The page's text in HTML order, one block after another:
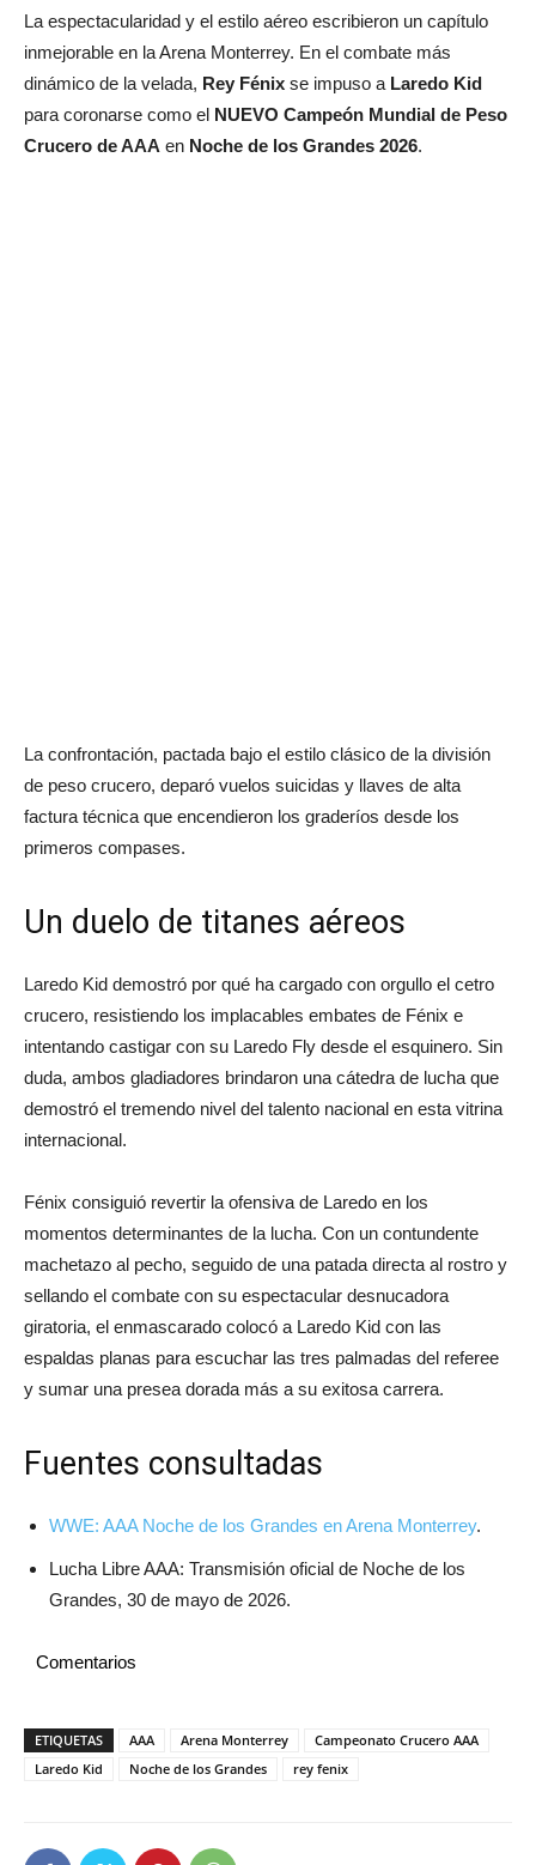
La espectacularidad y el estilo aéreo escribieron un capítulo
inmejorable en la Arena Monterrey. En el combate más
dinámico de la velada, Rey Fénix se impuso a Laredo Kid
para coronarse como el NUEVO Campeón Mundial de Peso
Crucero de AAA en Noche de los Grandes 2026.
La confrontación, pactada bajo el estilo clásico de la división
de peso crucero, deparó vuelos suicidas y llaves de alta
factura técnica que encendieron los graderíos desde los
primeros compases.
Un duelo de titanes aéreos
Laredo Kid demostró por qué ha cargado con orgullo el cetro
crucero, resistiendo los implacables embates de Fénix e
intentando castigar con su Laredo Fly desde el esquinero. Sin
duda, ambos gladiadores brindaron una cátedra de lucha que
demostró el tremendo nivel del talento nacional en esta vitrina
internacional.
Fénix consiguió revertir la ofensiva de Laredo en los
momentos determinantes de la lucha. Con un contundente
machetazo al pecho, seguido de una patada directa al rostro y
sellando el combate con su espectacular desnucadora
giratoria, el enmascarado colocó a Laredo Kid con las
espaldas planas para escuchar las tres palmadas del referee
y sumar una presea dorada más a su exitosa carrera.
Fuentes consultadas
WWE: AAA Noche de los Grandes en Arena Monterrey.
Lucha Libre AAA: Transmisión oficial de Noche de los
Grandes, 30 de mayo de 2026.
Comentarios
ETIQUETAS AAA Arena Monterrey
Campeonato Crucero AAA
Laredo Kid
Noche de los Grandes rey fenix